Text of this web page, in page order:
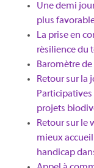
Une demi
plus
La prise en
résilience du
Baromètre
Retour sur la
projets
Retour sur le
mieux
handicap